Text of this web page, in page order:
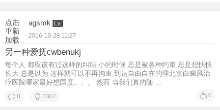
点击
重新
加载
agsmk
Lv.
2016-10-28 11:27
另一种爱抚cwbenukj
每个人 都应该有过这样的纠结 小的时候 总是被各种约束 总是想快快
长大 总是以为 这样就可以不再拘束 到达自由自在的理北京白癜风治
疗医院哪家最好想国度。。。 然而 当我们真的随 ...
0
0 2307